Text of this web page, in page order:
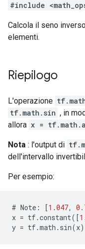
#include
Calcola il seno
elementi.
Riepilogo
L'operazione
tf.math.sin , in
allora x =
Nota : l'output di
dell'intervallo
Per esempio:
# Note : [1.047,
x = tf.constant([
y = tf.math . sin(x)